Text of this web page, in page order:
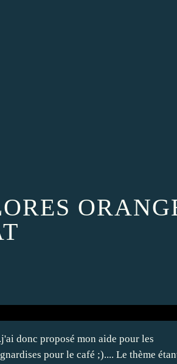
donc proposé mon aide pour les
pour le café ;).... Le thème